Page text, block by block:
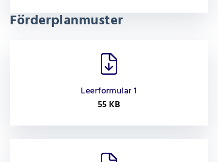
Förderplanmuster
Leerformular 1
55 KB